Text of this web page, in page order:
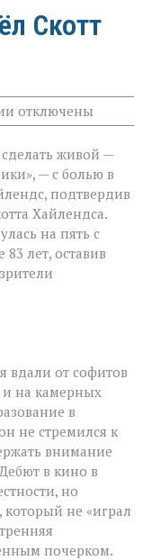
Скотт
к
записи
умел
делать
второстепенное
незабываемым»:
ушёл
Скотт
Хайлендс
отключены
живой —
— с болью в
подтвердив
Хайлендса.
на пять с
лет, оставив
вдали от софитов
и на камерных
в
не стремился к
внимание
в кино в
но
который не «играл
почерком.